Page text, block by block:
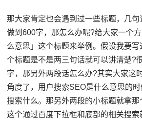
那大家肯定也会遇到过一些标题，几
做到600字，那怎么办呢?给大家一个
么意思」这个标题来举例。假设我要
个标题是不是两三句话就可以讲清楚?
字，那另外两段话怎么办?其实大家这
角度了，用户搜索SEO是什么意思的
搜索什么。那另外两段的小标题就拿
这个通过百度下拉框和底部的相关搜